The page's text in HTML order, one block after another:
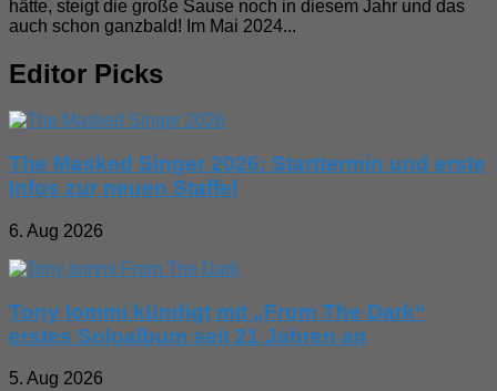
hätte, steigt die große Sause noch in diesem Jahr und das
auch schon ganzbald! Im Mai 2024...
Editor Picks
The Masked Singer 2026: Starttermin und erste
Infos zur neuen Staffel
6. Aug 2026
Tony Iommi kündigt mit „From The Dark“
erstes Soloalbum seit 21 Jahren an
5. Aug 2026